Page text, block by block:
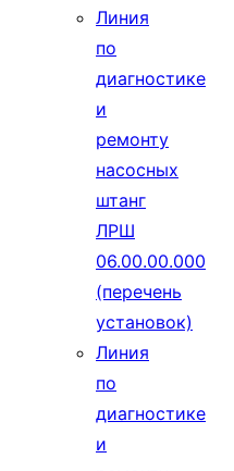
Линия
по
диагностике
и
ремонту
насосных
штанг
ЛРШ
06.00.00.000
(перечень
установок)
Линия
по
диагностике
и